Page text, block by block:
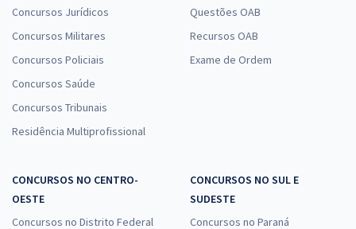
Concursos Jurídicos
Concursos Militares
Concursos Policiais
Concursos Saúde
Concursos Tribunais
Residência Multiprofissional
Questões OAB
Recursos OAB
Exame de Ordem
CONCURSOS NO CENTRO-
OESTE
Concursos no Distrito Federal
CONCURSOS NO SUL E
SUDESTE
Concursos no Paraná